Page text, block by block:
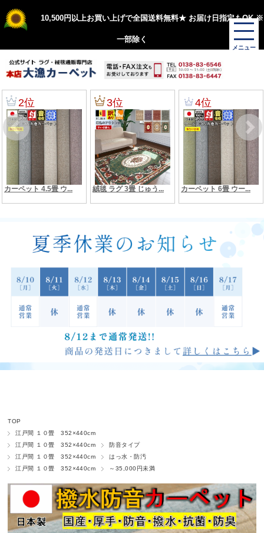
10,500円以上お買い上げで全国送料無料★ お届け日指定もOK ※
一部除く
TOP
江戸間 １０畳 352×440cm
江戸間 １０畳 352×440cm
防音タイプ
江戸間 １０畳 352×440cm
はっ水・防汚
江戸間 １０畳 352×440cm
～35,000円未満